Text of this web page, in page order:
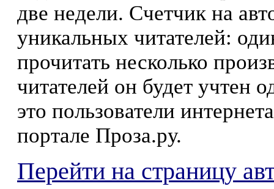
две недели. Счетчик на
уникальных читателей:
прочитать несколько
читателей он будет учтен
это пользователи
портале Проза.ру.
Перейти на страницу